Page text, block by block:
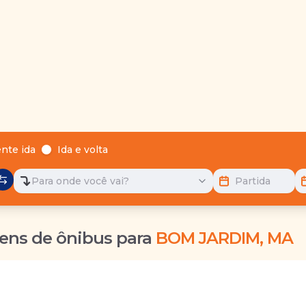
ida Ida e volta
Para onde você vai? Partida
de ônibus para BOM JARDIM, MA